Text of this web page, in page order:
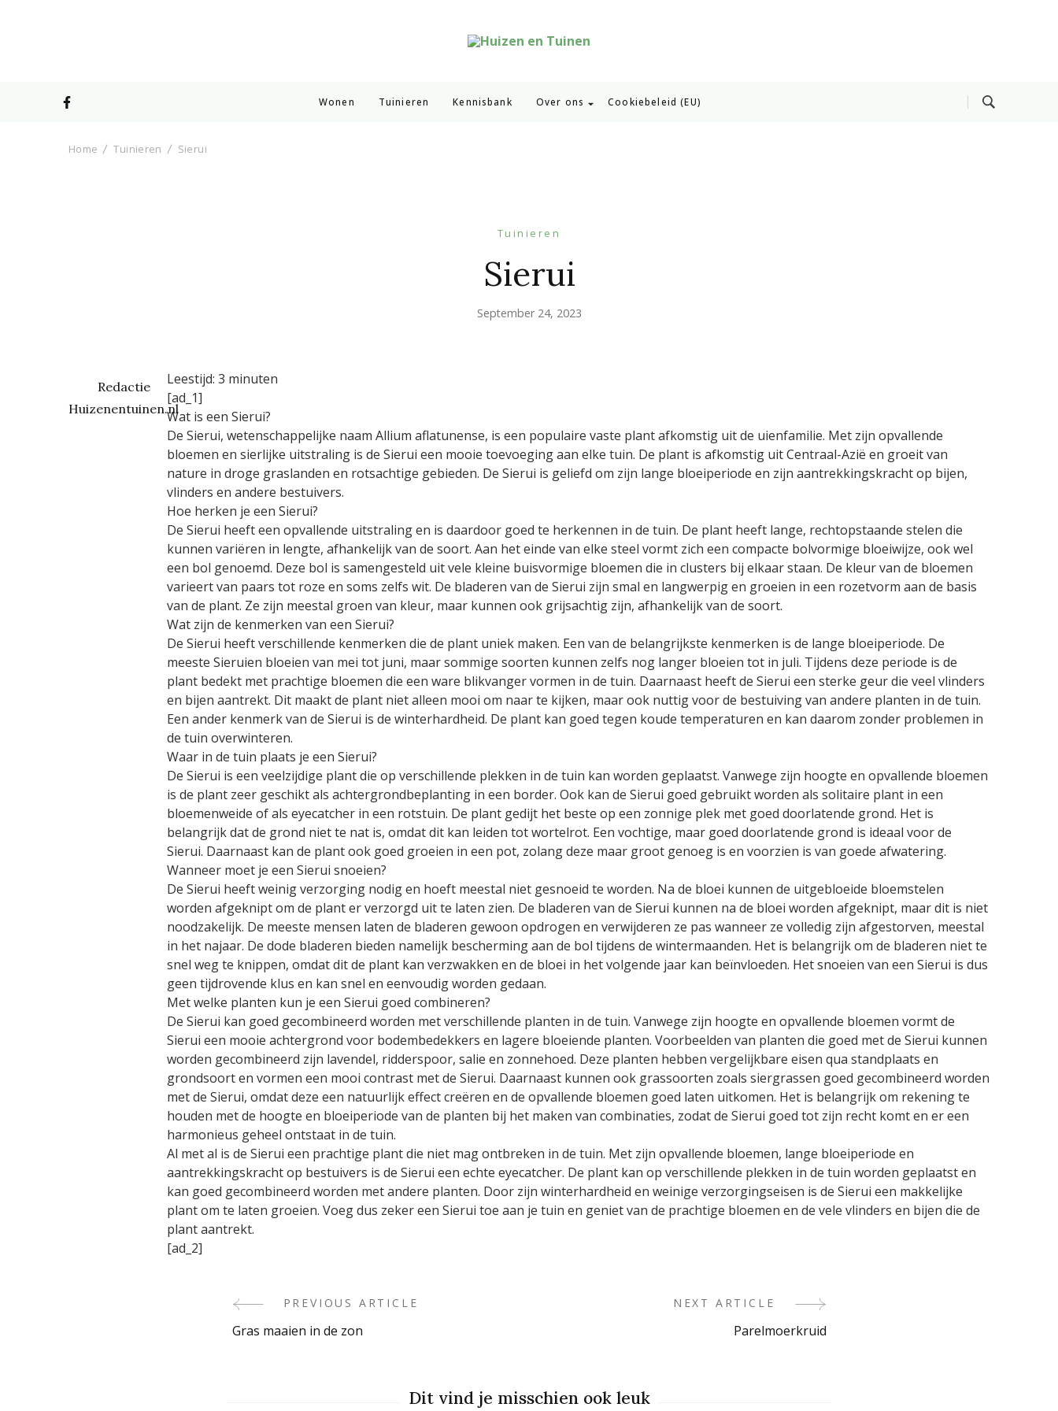
Wonen Tuinieren Kennisbank Over ons Cookiebeleid (EU)
Home Tuinieren Sierui
Tuinieren
Sierui
September 24, 2023
Redactie
Huizenentuinen.nl
Leestijd: 3 minuten
[ad_1]
Wat is een Sierui?
De Sierui, wetenschappelijke naam Allium aflatunense, is een populaire vaste plant afkomstig uit de uienfamilie. Met zijn opvallende
bloemen en sierlijke uitstraling is de Sierui een mooie toevoeging aan elke tuin. De plant is afkomstig uit Centraal-Azië en groeit van
nature in droge graslanden en rotsachtige gebieden. De Sierui is geliefd om zijn lange bloeiperiode en zijn aantrekkingskracht op bijen,
vlinders en andere bestuivers.
Hoe herken je een Sierui?
De Sierui heeft een opvallende uitstraling en is daardoor goed te herkennen in de tuin. De plant heeft lange, rechtopstaande stelen die
kunnen variëren in lengte, afhankelijk van de soort. Aan het einde van elke steel vormt zich een compacte bolvormige bloeiwijze, ook wel
een bol genoemd. Deze bol is samengesteld uit vele kleine buisvormige bloemen die in clusters bij elkaar staan. De kleur van de bloemen
varieert van paars tot roze en soms zelfs wit. De bladeren van de Sierui zijn smal en langwerpig en groeien in een rozetvorm aan de basis
van de plant. Ze zijn meestal groen van kleur, maar kunnen ook grijsachtig zijn, afhankelijk van de soort.
Wat zijn de kenmerken van een Sierui?
De Sierui heeft verschillende kenmerken die de plant uniek maken. Een van de belangrijkste kenmerken is de lange bloeiperiode. De
meeste Sieruien bloeien van mei tot juni, maar sommige soorten kunnen zelfs nog langer bloeien tot in juli. Tijdens deze periode is de
plant bedekt met prachtige bloemen die een ware blikvanger vormen in de tuin. Daarnaast heeft de Sierui een sterke geur die veel vlinders
en bijen aantrekt. Dit maakt de plant niet alleen mooi om naar te kijken, maar ook nuttig voor de bestuiving van andere planten in de tuin.
Een ander kenmerk van de Sierui is de winterhardheid. De plant kan goed tegen koude temperaturen en kan daarom zonder problemen in
de tuin overwinteren.
Waar in de tuin plaats je een Sierui?
De Sierui is een veelzijdige plant die op verschillende plekken in de tuin kan worden geplaatst. Vanwege zijn hoogte en opvallende bloemen
is de plant zeer geschikt als achtergrondbeplanting in een border. Ook kan de Sierui goed gebruikt worden als solitaire plant in een
bloemenweide of als eyecatcher in een rotstuin. De plant gedijt het beste op een zonnige plek met goed doorlatende grond. Het is
belangrijk dat de grond niet te nat is, omdat dit kan leiden tot wortelrot. Een vochtige, maar goed doorlatende grond is ideaal voor de
Sierui. Daarnaast kan de plant ook goed groeien in een pot, zolang deze maar groot genoeg is en voorzien is van goede afwatering.
Wanneer moet je een Sierui snoeien?
De Sierui heeft weinig verzorging nodig en hoeft meestal niet gesnoeid te worden. Na de bloei kunnen de uitgebloeide bloemstelen
worden afgeknipt om de plant er verzorgd uit te laten zien. De bladeren van de Sierui kunnen na de bloei worden afgeknipt, maar dit is niet
noodzakelijk. De meeste mensen laten de bladeren gewoon opdrogen en verwijderen ze pas wanneer ze volledig zijn afgestorven, meestal
in het najaar. De dode bladeren bieden namelijk bescherming aan de bol tijdens de wintermaanden. Het is belangrijk om de bladeren niet te
snel weg te knippen, omdat dit de plant kan verzwakken en de bloei in het volgende jaar kan beïnvloeden. Het snoeien van een Sierui is dus
geen tijdrovende klus en kan snel en eenvoudig worden gedaan.
Met welke planten kun je een Sierui goed combineren?
De Sierui kan goed gecombineerd worden met verschillende planten in de tuin. Vanwege zijn hoogte en opvallende bloemen vormt de
Sierui een mooie achtergrond voor bodembedekkers en lagere bloeiende planten. Voorbeelden van planten die goed met de Sierui kunnen
worden gecombineerd zijn lavendel, ridderspoor, salie en zonnehoed. Deze planten hebben vergelijkbare eisen qua standplaats en
grondsoort en vormen een mooi contrast met de Sierui. Daarnaast kunnen ook grassoorten zoals siergrassen goed gecombineerd worden
met de Sierui, omdat deze een natuurlijk effect creëren en de opvallende bloemen goed laten uitkomen. Het is belangrijk om rekening te
houden met de hoogte en bloeiperiode van de planten bij het maken van combinaties, zodat de Sierui goed tot zijn recht komt en er een
harmonieus geheel ontstaat in de tuin.
Al met al is de Sierui een prachtige plant die niet mag ontbreken in de tuin. Met zijn opvallende bloemen, lange bloeiperiode en
aantrekkingskracht op bestuivers is de Sierui een echte eyecatcher. De plant kan op verschillende plekken in de tuin worden geplaatst en
kan goed gecombineerd worden met andere planten. Door zijn winterhardheid en weinige verzorgingseisen is de Sierui een makkelijke
plant om te laten groeien. Voeg dus zeker een Sierui toe aan je tuin en geniet van de prachtige bloemen en de vele vlinders en bijen die de
plant aantrekt.
[ad_2]
PostPREVIOUS ARTICLE
Gras maaien in de zon
NEXT ARTICLE
Parelmoerkruid
Dit vind je misschien ook leuk